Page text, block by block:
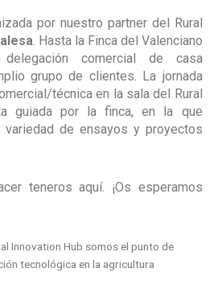
por nuestro partner del Rural
. Hasta la Finca del Valenciano
comercial de casa
grupo de clientes. La jornada
técnica en la sala del Rural
guiada por la finca, en la que
variedad de ensayos y proyectos
teneros aquí. ¡Os esperamos
Innovation Hub somos el punto de
tecnológica en la agricultura